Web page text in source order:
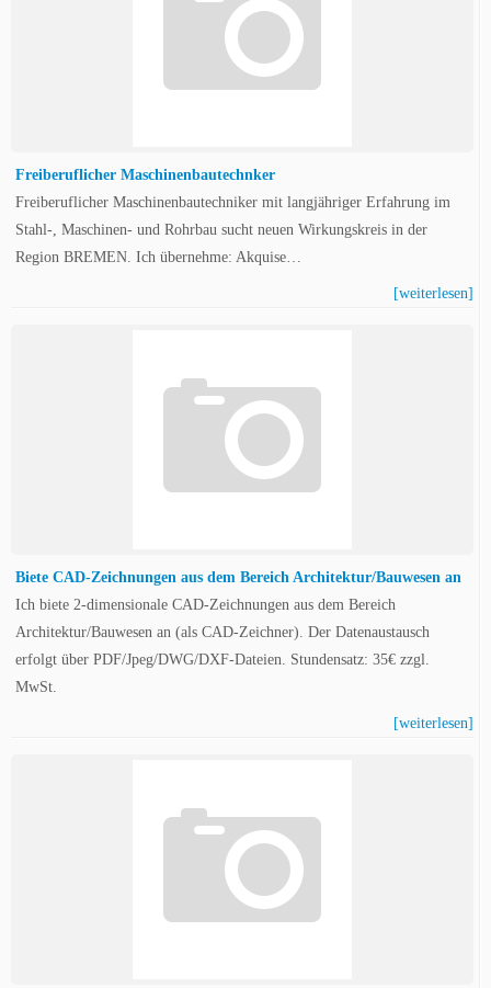
Freiberuflicher Maschinenbautechnker
Freiberuflicher Maschinenbautechniker mit langjähriger Erfahrung im
Stahl-, Maschinen- und Rohrbau sucht neuen Wirkungskreis in der
Region BREMEN. Ich übernehme: Akquise…
[weiterlesen]
Biete CAD-Zeichnungen aus dem Bereich Architektur/Bauwesen an
Ich biete 2-dimensionale CAD-Zeichnungen aus dem Bereich
Architektur/Bauwesen an (als CAD-Zeichner). Der Datenaustausch
erfolgt über PDF/Jpeg/DWG/DXF-Dateien. Stundensatz: 35€ zzgl.
MwSt.
[weiterlesen]